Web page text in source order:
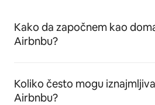
Kako da započnem kao
Airbnbu?
Koliko često mogu
Airbnbu?